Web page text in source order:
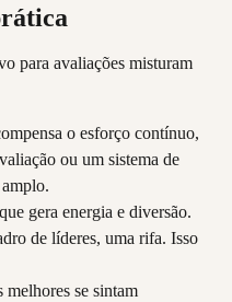
para avaliações misturam
o esforço contínuo,
ou um sistema de
que gera energia e diversão.
de líderes, uma rifa. Isso
melhores se sintam